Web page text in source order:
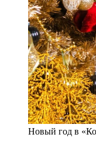
Новый год в